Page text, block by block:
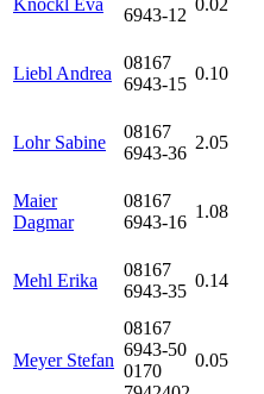
Knöckl Eva
6943-12
0.02
Liebl Andrea
08167
6943-15
0.10
Lohr Sabine
08167
6943-36
2.05
Maier
Dagmar
08167
6943-16
1.08
Mehl Erika
08167
6943-35
0.14
Meyer Stefan
08167
6943-50
0170
0.05